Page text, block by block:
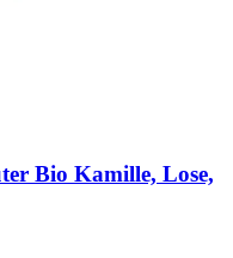
Bio Kamille, Lose,